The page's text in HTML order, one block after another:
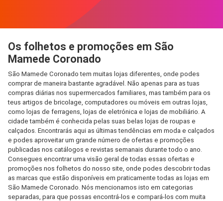
Os folhetos e promoções em São
Mamede Coronado
São Mamede Coronado tem muitas lojas diferentes, onde podes
comprar de maneira bastante agradável. Não apenas para as tuas
compras diárias nos supermercados familiares, mas também para os
teus artigos de bricolage, computadores ou móveis em outras lojas,
como lojas de ferragens, lojas de eletrónica e lojas de mobiliário. A
cidade também é conhecida pelas suas belas lojas de roupas e
calçados. Encontrarás aqui as últimas tendências em moda e calçados
e podes aproveitar um grande número de ofertas e promoções
publicadas nos catálogos e revistas semanais durante todo o ano.
Consegues encontrar uma visão geral de todas essas ofertas e
promoções nos folhetos do nosso site, onde podes descobrir todas
as marcas que estão disponíveis em praticamente todas as lojas em
São Mamede Coronado. Nós mencionamos isto em categorias
separadas, para que possas encontrá-los e compará-los com muita